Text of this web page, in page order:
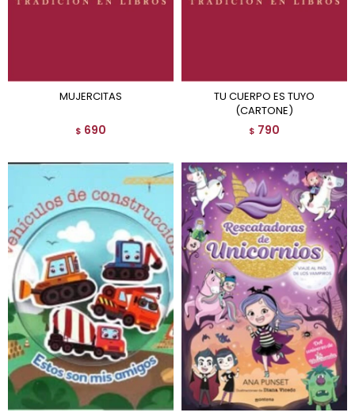
MUJERCITAS
$ 690
TU CUERPO ES TUYO
(CARTONE)
$ 790